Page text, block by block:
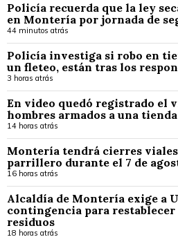
Policía recuerda que la ley
en Montería por jornada de
44 minutos atrás
Policía investiga si robo en
un fleteo, están tras los
3 horas atrás
En video quedó registrado el
hombres armados a una
14 horas atrás
Montería tendrá cierres
parrillero durante el 7 de
16 horas atrás
Alcaldía de Montería exige a
contingencia para
residuos
18 horas atrás